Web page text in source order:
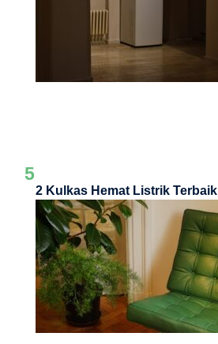
5
2 Kulkas Hemat Listrik Terbaik